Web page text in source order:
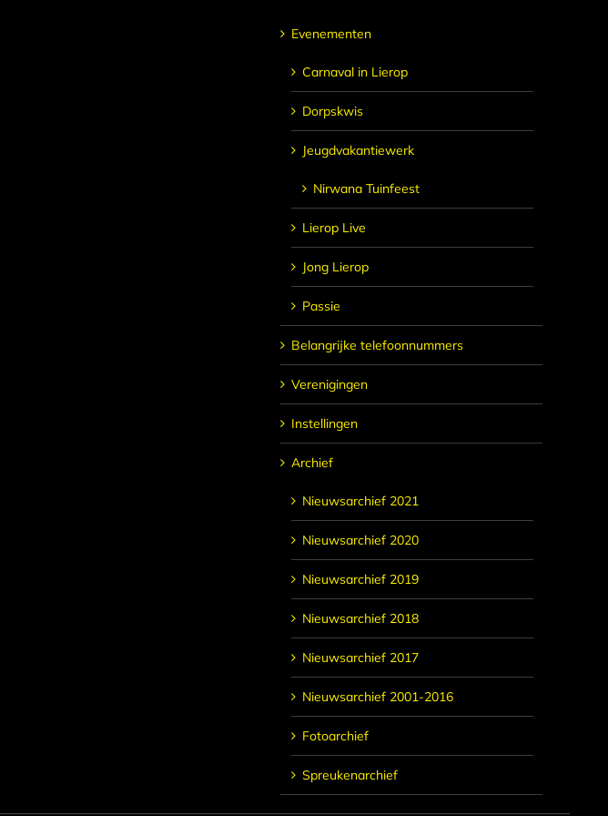
Evenementen
Carnaval in Lierop
Dorpskwis
Jeugdvakantiewerk
Nirwana Tuinfeest
Lierop Live
Jong Lierop
Passie
Belangrijke telefoonnummers
Verenigingen
Instellingen
Archief
Nieuwsarchief 2021
Nieuwsarchief 2020
Nieuwsarchief 2019
Nieuwsarchief 2018
Nieuwsarchief 2017
Nieuwsarchief 2001-2016
Fotoarchief
Spreukenarchief